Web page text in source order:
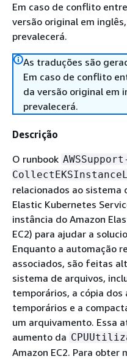
Em caso de conflito
versão original em
prevalecerá.
As traduções são
Em caso de conflito
da versão original em
prevalecerá.
Descrição
O runbook
relacionados ao sistema
Elastic Kubernetes
instância do Amazon
EC2) para ajudar a
Enquanto a automação
associados, são feitas
sistema de arquivos,
temporários, a cópia
temporários e a
um arquivamento. Essa
aumento da
Amazon EC2. Para obter